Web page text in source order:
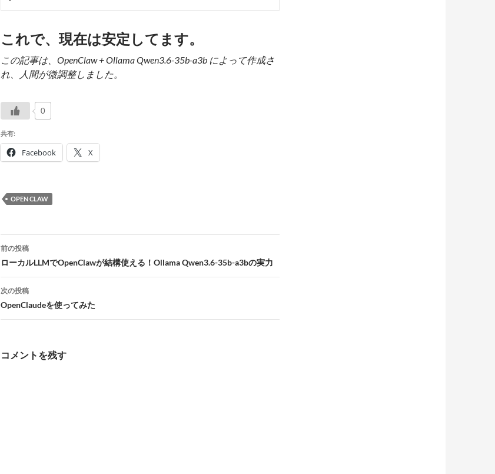
これで、現在は安定してます。
この記事は、OpenClaw + Ollama Qwen3.6-35b-a3b によって作成さ
れ、人間が微調整しました。
0
共有:
Facebook X
OPEN CLAW
投
稿
ナ
ビ
ゲ
前の投稿
ローカルLLMでOpenClawが結構使える！Ollama Qwen3.6-35b-a3bの実力
次の投稿
OpenClaudeを使ってみた
コメントを残す